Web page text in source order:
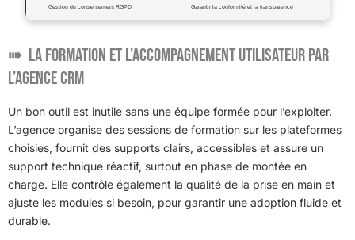
Gestion du consentement RGPD Garantir la conformité et la transparence
La formation et l’accompagnement utilisateur par
l’agence CRM
Un bon outil est inutile sans une équipe formée pour l’exploiter.
L’agence organise des sessions de formation sur les plateformes
choisies, fournit des supports clairs, accessibles et assure un
support technique réactif, surtout en phase de montée en
charge. Elle contrôle également la qualité de la prise en main et
ajuste les modules si besoin, pour garantir une adoption fluide et
durable.